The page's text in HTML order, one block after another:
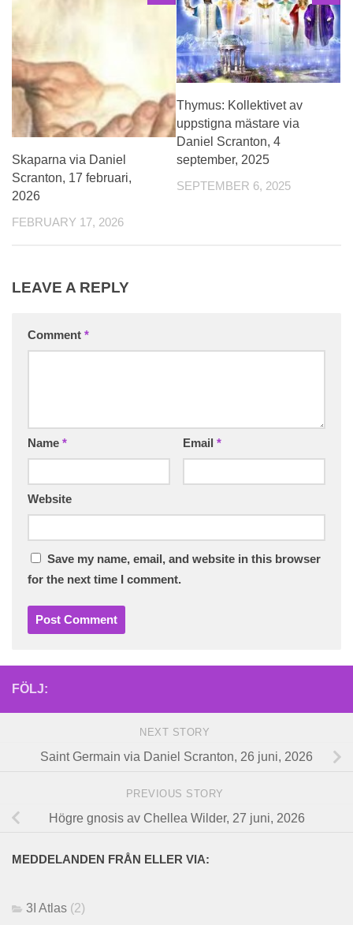
Skaparna via Daniel
Scranton, 17 februari,
2026
FEBRUARY 17, 2026
Thymus: Kollektivet av
uppstigna mästare via
Daniel Scranton, 4
september, 2025
SEPTEMBER 6, 2025
LEAVE A REPLY
Comment *
Name * Email *
Website
Save my name, email, and website in this browser
for the next time I comment.
FÖLJ:
NEXT STORY
Saint Germain via Daniel Scranton, 26 juni, 2026
PREVIOUS STORY
Högre gnosis av Chellea Wilder, 27 juni, 2026
MEDDELANDEN FRÅN ELLER VIA:
3I Atlas (2)